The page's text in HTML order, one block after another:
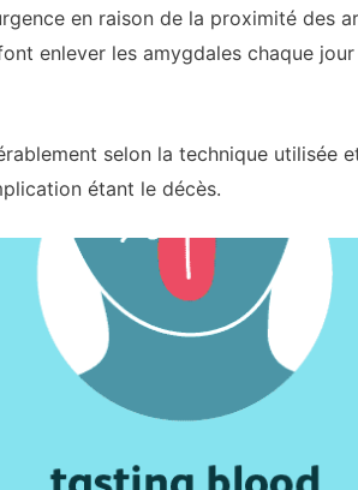
en raison de la proximité des
enlever les amygdales chaque
selon la technique utilisée
étant le décès.